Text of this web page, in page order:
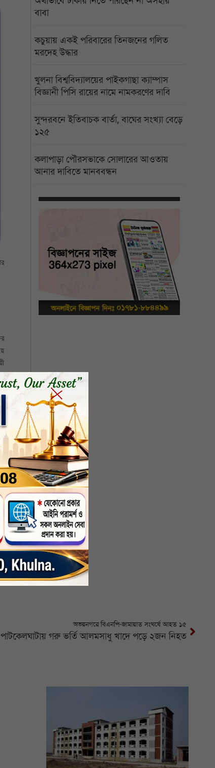
বাবা
কচুয়ায় একই পরিবারের তিনজনের গলিত
মরদেহ উদ্ধার
খুলনা বিশ্ববিদ্যালয়ের পাইকগাছা ক্যাম্পাস
বিজ্ঞানী পিসি রায়ের নামে নামকরণের দাবি
সুন্দরবনে ইতিবাচক বার্তা, বাঘের সংখ্যা বেড়ে
১২৫
কলাপাড়া পৌরসভাকে সোলারের আওতায়
আনার দাবিতে মানববন্ধন
অভয়নগরে বিএনপি-জামায়াত সংঘর্ষে আহত ১৫
পাটকেলঘাটায় গরু ভর্তি আলমসাধু খাদে পড়ে ২জন নিহত